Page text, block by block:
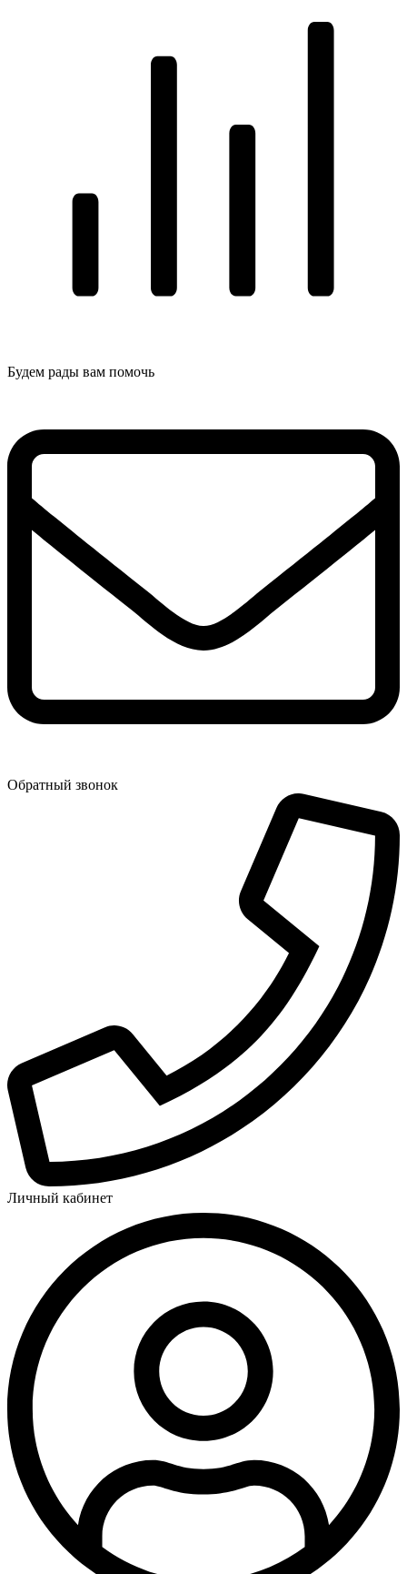
Будем рады вам помочь
Обратный звонок
Личный кабинет